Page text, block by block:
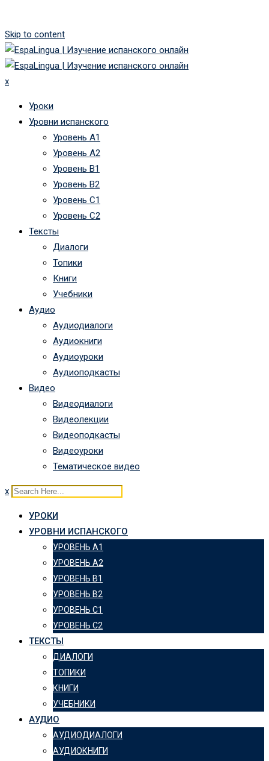
Skip to content
x
Уроки
Уровни испанского
Уровень А1
Уровень А2
Уровень B1
Уровень B2
Уровень C1
Уровень C2
Тексты
Диалоги
Топики
Книги
Учебники
Аудио
Аудиодиалоги
Аудиокниги
Аудиоуроки
Аудиоподкасты
Видео
Видеодиалоги
Видеолекции
Видеоподкасты
Видеоуроки
Тематическое видео
x
УРОКИ
УРОВНИ ИСПАНСКОГО
УРОВЕНЬ А1
УРОВЕНЬ А2
УРОВЕНЬ B1
УРОВЕНЬ B2
УРОВЕНЬ C1
УРОВЕНЬ C2
ТЕКСТЫ
ДИАЛОГИ
ТОПИКИ
КНИГИ
УЧЕБНИКИ
АУДИО
АУДИОДИАЛОГИ
АУДИОКНИГИ